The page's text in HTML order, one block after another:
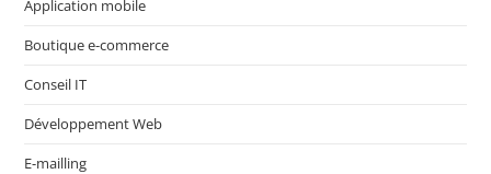
Application mobile
Boutique e-commerce
Conseil IT
Développement Web
E-mailling